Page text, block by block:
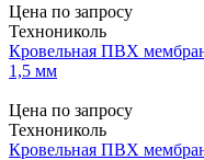
Цена по запросу
Технониколь
Кровельная ПВХ
1,5 мм
Цена по запросу
Технониколь
Кровельная ПВХ